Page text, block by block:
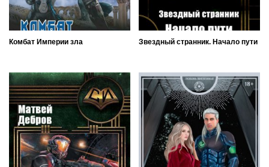
Комбат Империи зла Звездный странник. Начало пути